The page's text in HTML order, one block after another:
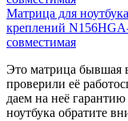
Матрица для
креплений
cовместимая
Это матрица бывшая
проверили её
даем на неё
ноутбука обратите